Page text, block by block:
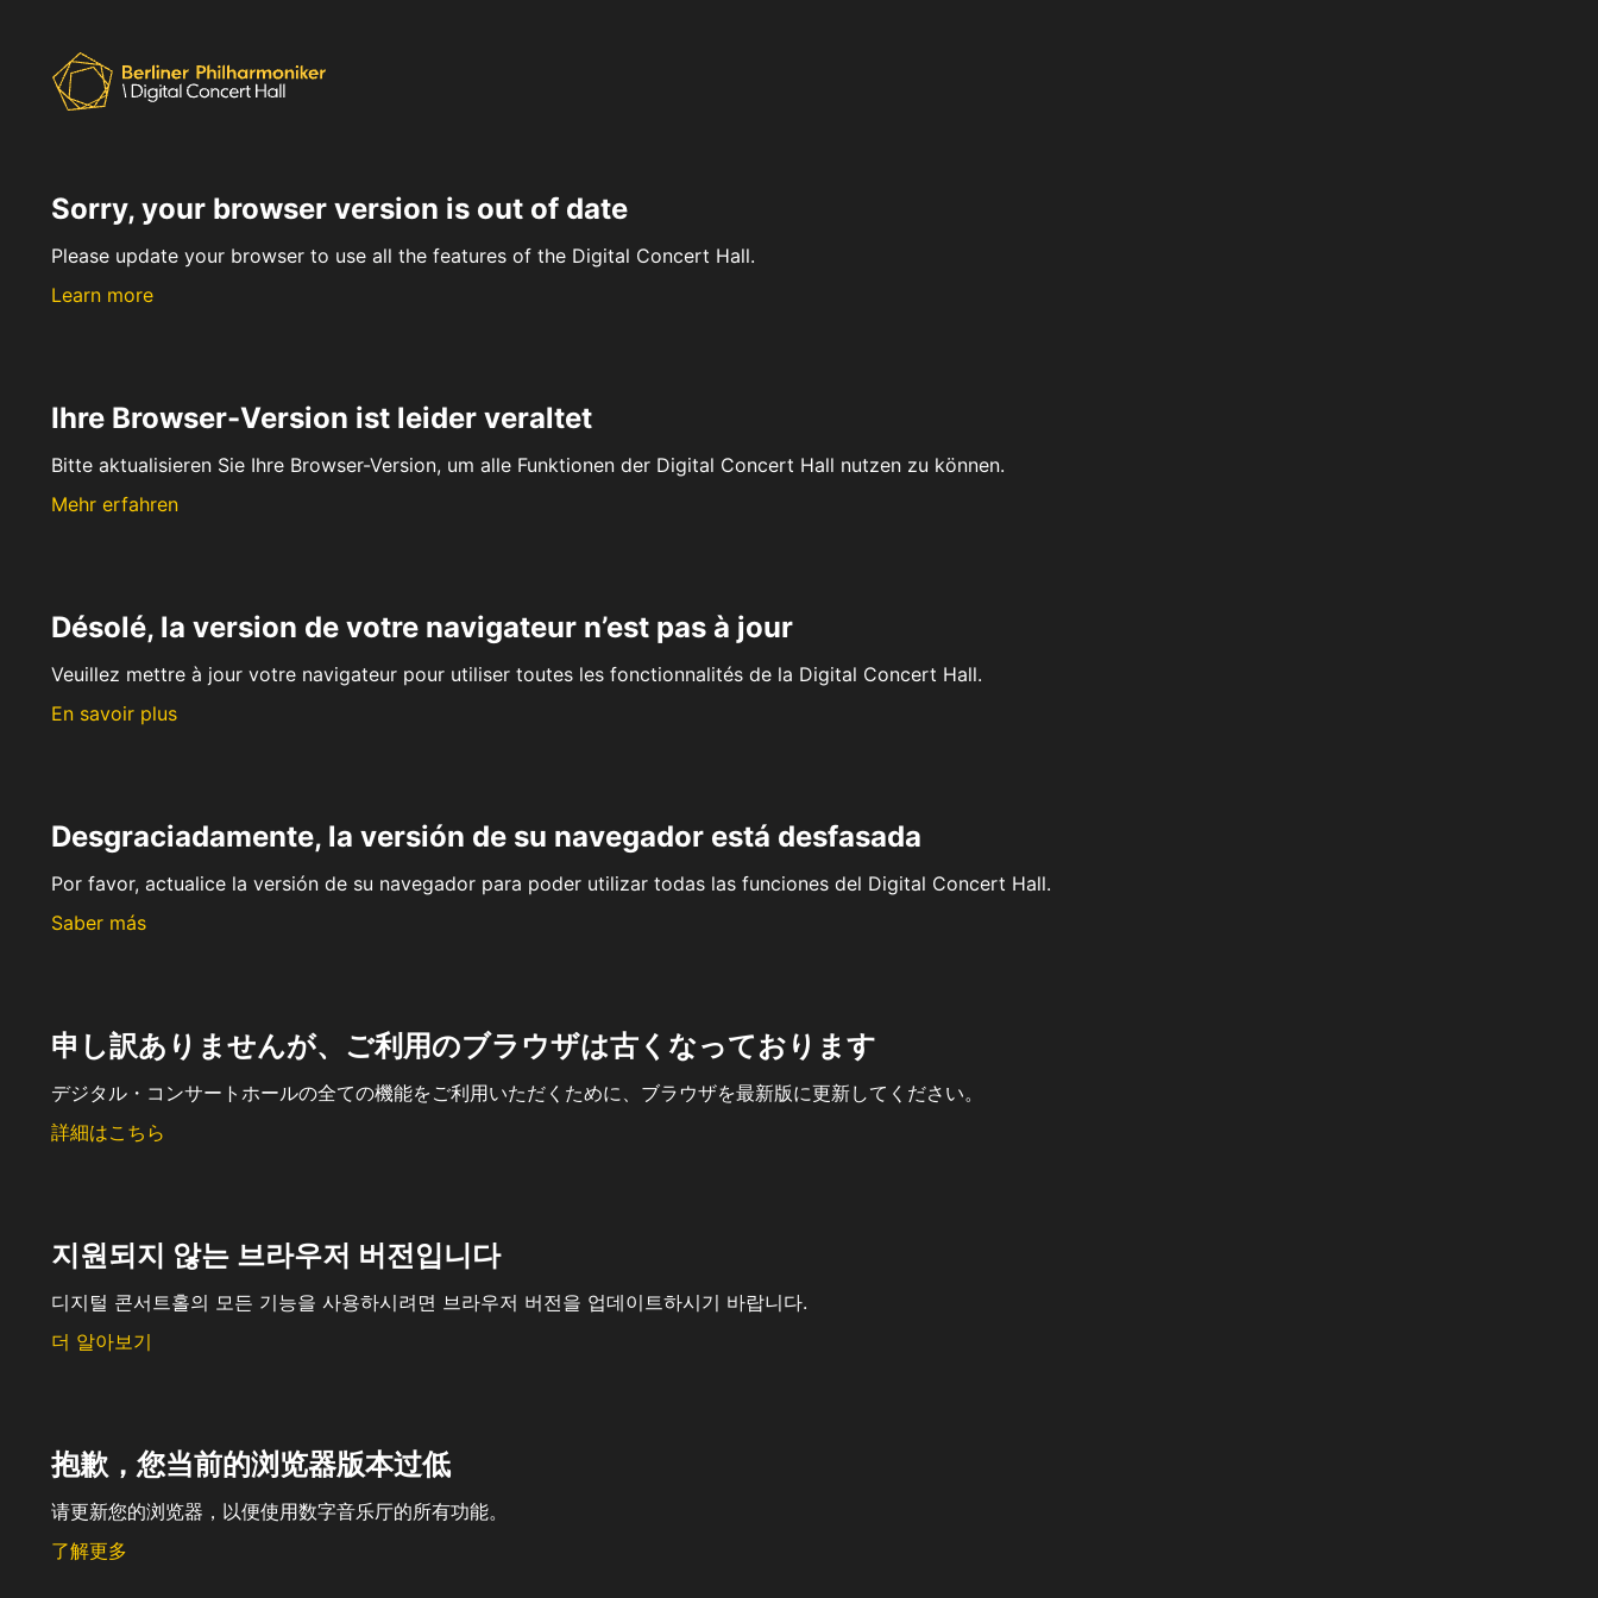
Sorry, your browser version is out of date
Please update your browser to use all the features of the Digital Concert Hall.
Learn more
Ihre Browser-Version ist leider veraltet
Bitte aktualisieren Sie Ihre Browser-Version, um alle Funktionen der Digital Concert Hall nutzen zu können.
Mehr erfahren
Désolé, la version de votre navigateur n’est pas à jour
Veuillez mettre à jour votre navigateur pour utiliser toutes les fonctionnalités de la Digital Concert Hall.
En savoir plus
Desgraciadamente, la versión de su navegador está desfasada
Por favor, actualice la versión de su navegador para poder utilizar todas las funciones del Digital Concert Hall.
Saber más
申し訳ありませんが、ご利用のブラウザは古くなっております
デジタル・コンサートホールの全ての機能をご利用いただくために、ブラウザを最新版に更新してください。
詳細はこちら
지원되지 않는 브라우저 버전입니다
디지털 콘서트홀의 모든 기능을 사용하시려면 브라우저 버전을 업데이트하시기 바랍니다.
더 알아보기
抱歉，您当前的浏览器版本过低
请更新您的浏览器，以便使用数字音乐厅的所有功能。
了解更多